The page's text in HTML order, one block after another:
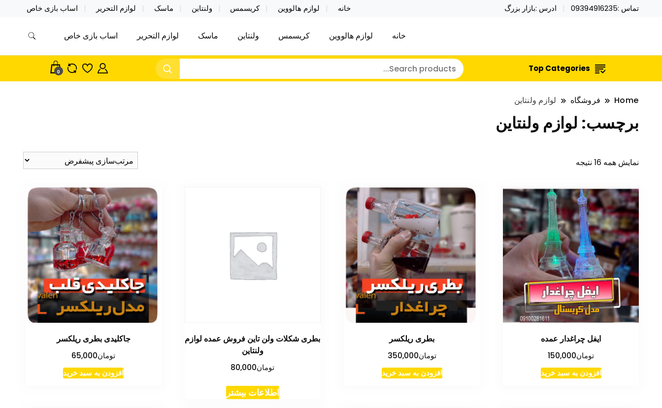
تماس :09394916235 ادرس :بازار بزرگ خانه لوازم هالووین کریسمس ولنتاین ماسک لوازم التحریر اساب بازی خاص
نایکر توی فروش عمده لوازم هالووین ولن تاین کادویی کریسمس اکسسوری ماسک
خرید محصولات خاص فیجت اسباب بازی تراول ماگ نایکر توی فروش عمده لوازم هالووین ولن تاین کادویی کریسمس اکسسوری ماسک در واردات مستقیم
خانه لوازم هالووین کریسمس ولنتاین ماسک لوازم التحریر اساب بازی خاص
Top Categories
0
Home فروشگاه لوازم ولنتاین
برچسب: لوازم ولنتاین
نمایش همه 16 نتیجه
ایفل چراغدار عمده
تومان150,000
افزودن به سبد خرید
بطری ریلکسر
تومان350,000
افزودن به سبد خرید
بطری شکلات ولن تاین فروش عمده لوازم
ولنتاین
تومان80,000
اطلاعات بیشتر
جاکلیدی بطری ریلکسر
تومان65,000
افزودن به سبد خرید